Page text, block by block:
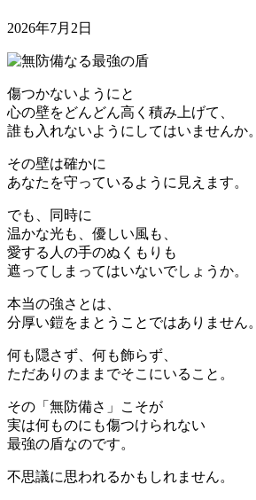
2026年7月2日
傷つかないようにと
心の壁をどんどん高く積み上げて、
誰も入れないようにしてはいませんか。
その壁は確かに
あなたを守っているように見えます。
でも、同時に
温かな光も、優しい風も、
愛する人の手のぬくもりも
遮ってしまってはいないでしょうか。
本当の強さとは、
分厚い鎧をまとうことではありません。
何も隠さず、何も飾らず、
ただありのままでそこにいること。
その「無防備さ」こそが
実は何ものにも傷つけられない
最強の盾なのです。
不思議に思われるかもしれません。